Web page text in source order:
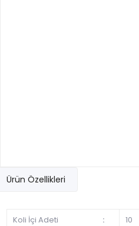
Ürün Özellikleri
Koli İçi Adeti : 10